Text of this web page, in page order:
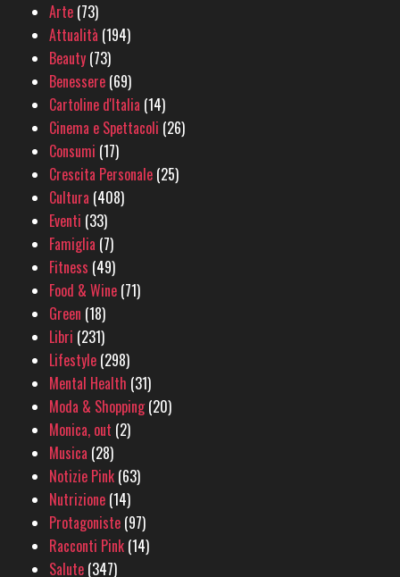
Arte (73)
Attualità (194)
Beauty (73)
Benessere (69)
Cartoline d'Italia (14)
Cinema e Spettacoli (26)
Consumi (17)
Crescita Personale (25)
Cultura (408)
Eventi (33)
Famiglia (7)
Fitness (49)
Food & Wine (71)
Green (18)
Libri (231)
Lifestyle (298)
Mental Health (31)
Moda & Shopping(20)
Monica, out (2)
Musica (28)
Notizie Pink (63)
Nutrizione (14)
Protagoniste (97)
Racconti Pink (14)
Salute (347)